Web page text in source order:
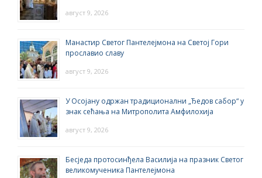
август 9, 2026
Манастир Светог Пантелејмона на Светој Гори
прославио славу
август 9, 2026
У Осојану одржан традиционални „Ђедов сабор“ у
знак сећања на Митрополита Амфилохија
август 9, 2026
Бесједа протосинђела Василија на празник Светог
великомученика Пантелејмона